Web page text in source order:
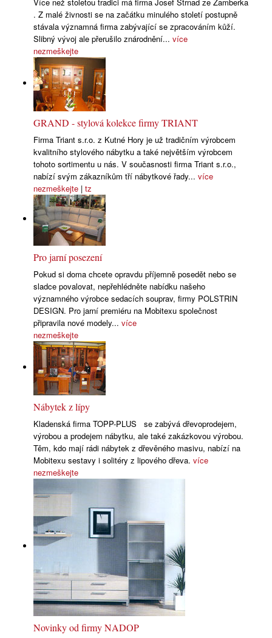
. Z malé živnosti se na začátku minulého století postupně
stávala významná firma zabývající se zpracováním kůží.
Slibný vývoj ale přerušilo znárodnění... více
nezmeškejte
GRAND - stylová kolekce firmy TRIANT
Firma Triant s.r.o. z Kutné Hory je už tradičním výrobcem
kvalitního stylového nábytku a také největším výrobcem
tohoto sortimentu u nás. V současnosti firma Triant s.r.o.,
nabízí svým zákazníkům tří nábytkové řady... více
nezmeškejte | tz
Pro jarní posezení
Pokud si doma chcete opravdu příjemně posedět nebo se
sladce povalovat, nepřehlédněte nabídku našeho
významného výrobce sedacích souprav, firmy POLSTRIN
DESIGN. Pro jarní premiéru na Mobitexu společnost
připravila nové modely... více
nezmeškejte
Nábytek z lípy
Kladenská firma TOPP-PLUS se zabývá dřevoprodejem,
výrobou a prodejem nábytku, ale také zakázkovou výrobou.
Těm, kdo mají rádi nábytek z dřevěného masivu, nabízí na
Mobitexu sestavy i solitéry z lipového dřeva. více
nezmeškejte
Novinky od firmy NADOP